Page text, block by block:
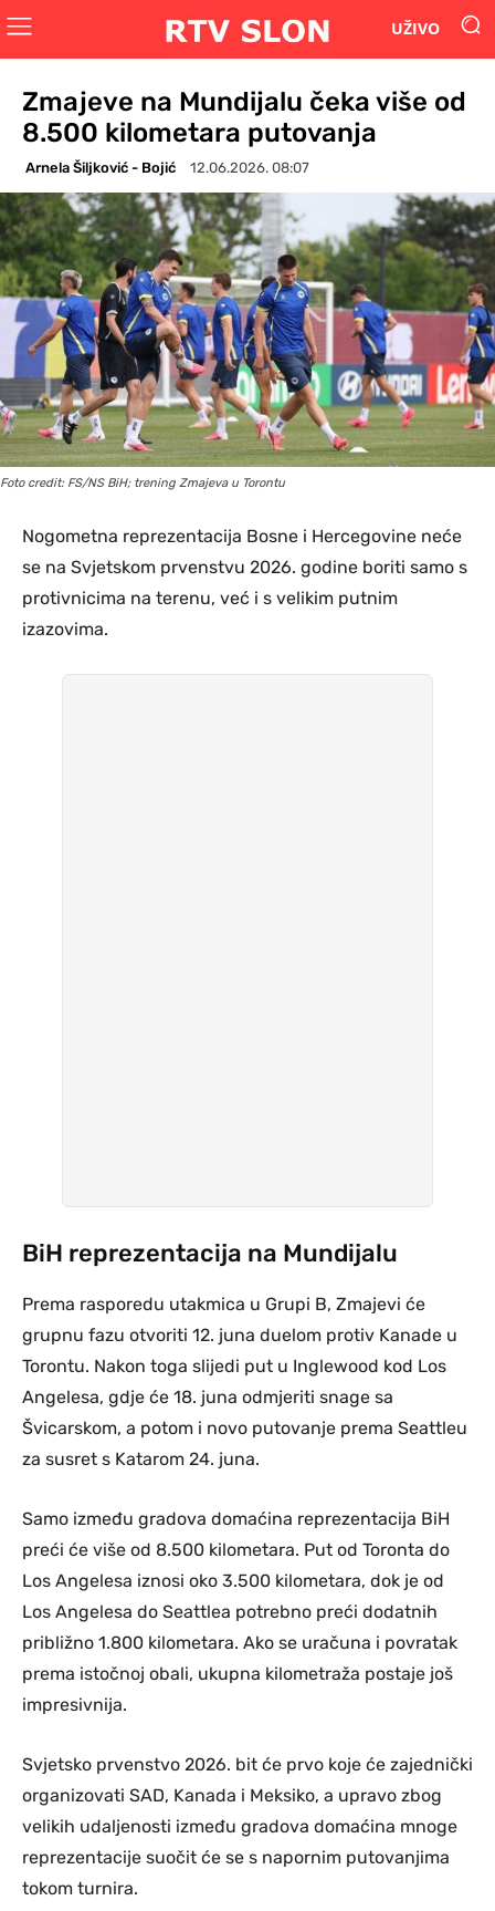
UŽIVO
Zmajeve na Mundijalu čeka više od
8.500 kilometara putovanja
Arnela Šiljković - Bojić 12.06.2026. 08:07
Foto credit: FS/NS BiH; trening Zmajeva u Torontu
Nogometna reprezentacija Bosne i Hercegovine neće
se na Svjetskom prvenstvu 2026. godine boriti samo s
protivnicima na terenu, već i s velikim putnim
izazovima.
BiH reprezentacija na Mundijalu
Prema rasporedu utakmica u Grupi B, Zmajevi će
grupnu fazu otvoriti 12. juna duelom protiv Kanade u
Torontu. Nakon toga slijedi put u Inglewood kod Los
Angelesa, gdje će 18. juna odmjeriti snage sa
Švicarskom, a potom i novo putovanje prema Seattleu
za susret s Katarom 24. juna.
Samo između gradova domaćina reprezentacija BiH
preći će više od 8.500 kilometara. Put od Toronta do
Los Angelesa iznosi oko 3.500 kilometara, dok je od
Los Angelesa do Seattlea potrebno preći dodatnih
približno 1.800 kilometara. Ako se uračuna i povratak
prema istočnoj obali, ukupna kilometraža postaje još
impresivnija.
Svjetsko prvenstvo 2026. bit će prvo koje će zajednički
organizovati SAD, Kanada i Meksiko, a upravo zbog
velikih udaljenosti između gradova domaćina mnoge
reprezentacije suočit će se s napornim putovanjima
tokom turnira.